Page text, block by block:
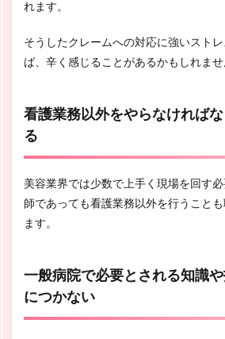
れます。
そうしたクレームへの対応に強いスト
ば、辛く感じることがあるかもしれませ
看護業務以外をやらなければ
る
美容業界では少数で上手く現場を回す
師であっても看護業務以外を行うこと
ます。
一般病院で必要とされる知識
につかない